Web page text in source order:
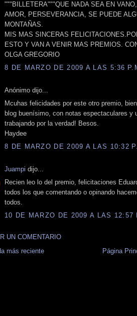
"""BILLETERA"""QUE NADA SEA EN
AMOR, PERSEVERANCIA, SE PUEDE
MONTAÑAS.
MIS MAS SINCERAS
ESTO Y VAN A VENIR MAS PREMIOS.
OLGA GREGORIO
8 DE MARZO DE 2009 A LAS 5:36
Anónimo dijo...
Mcuhas felicidades por este otro premio,
blog buenísimo, con notas espectaculares
trabajando por la verdad! Besos.
Haydee
8 DE MARZO DE 2009 A LAS 10:32
Juampi dijo...
Recien leo lo del premio, felicitaciones
todos los que comentando o opinando
todos.
10 DE MARZO DE 2009 A LAS 12:57
UN COMENTARIO
más reciente
Página